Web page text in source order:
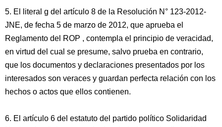
5. El literal g del artículo 8 de la Resolución N° 123-2012-
JNE, de fecha 5 de marzo de 2012, que aprueba el
Reglamento del ROP , contempla el principio de veracidad,
en virtud del cual se presume, salvo prueba en contrario,
que los documentos y declaraciones presentados por los
interesados son veraces y guardan perfecta relación con los
hechos o actos que ellos contienen.
6. El artículo 6 del estatuto del partido político Solidaridad